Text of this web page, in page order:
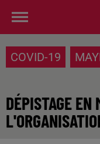
COVID-19
DÉPISTAGE EN